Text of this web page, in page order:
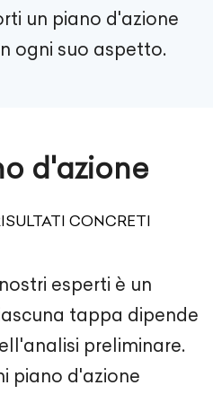
un piano d'azione
ogni suo aspetto.
d'azione
CONCRETI
esperti è un
tappa dipende
preliminare.
piano d'azione